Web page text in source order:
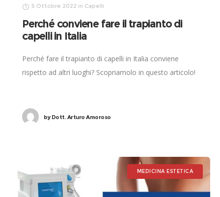
5 Ottobre 2022 in Capelli
Perché conviene fare il trapianto di
capelli in Italia
Perché fare il trapianto di capelli in Italia conviene
rispetto ad altri luoghi? Scopriamolo in questo articolo!
byDott. Arturo Amoroso
MEDICINA ESTETICA